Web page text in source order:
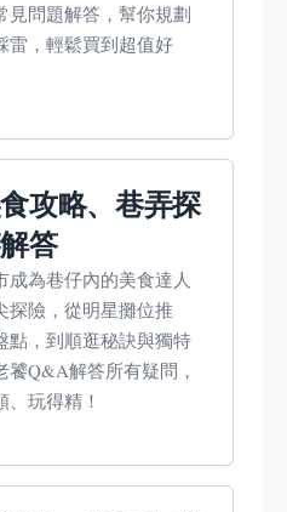
見問題解答，幫你規劃
雷，輕鬆買到超值好
攻略、巷弄探
答
成為巷仔內的美食達人
探險，從明星攤位推
點，到順逛秘訣與獨特
Q&A解答所有疑問，
玩得精！